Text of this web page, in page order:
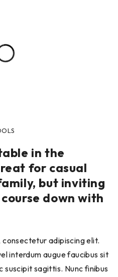
in the
for casual
but inviting
down with
adipiscing elit.
interdum augue faucibus sit
suscipit sagittis. Nunc finibus